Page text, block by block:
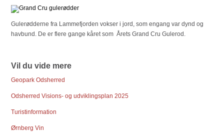
Gulerødderne fra Lammefjorden vokser i jord, som engang var dynd og
havbund. De er flere gange kåret som Årets Grand Cru Gulerod.
Vil du vide mere
Geopark Odsherred
Odsherred Visions- og udviklingsplan 2025
Turistinformation
Ørnberg Vin